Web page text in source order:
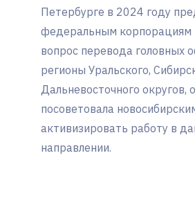
Петербурге в 2024 году
федеральным корпорациям
вопрос перевода головных
регионы Уральского,
Дальневосточного округов,
посоветовала
активизировать работу в
направлении.